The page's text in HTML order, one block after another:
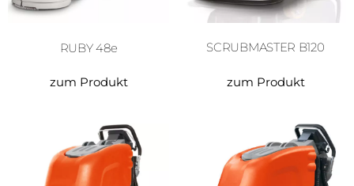
RUBY 48e
zum Produkt
SCRUBMASTER B120
zum Produkt